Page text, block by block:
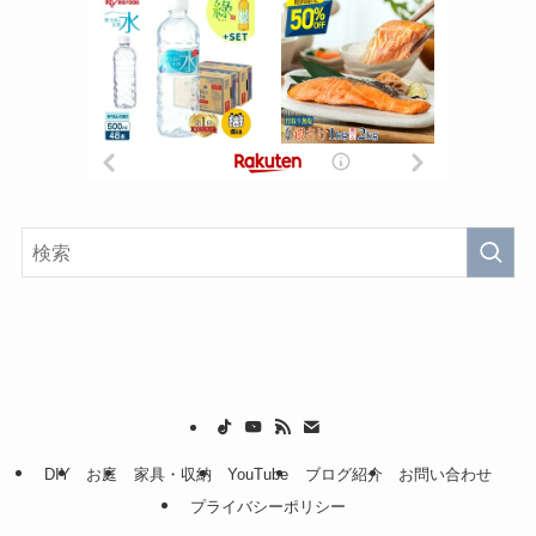
DIY お庭 家具・収納 YouTube ブログ紹介
お問い合わせ
プライバシーポリシー